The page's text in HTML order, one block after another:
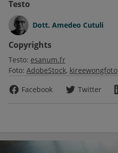
Testo
Dott. Amedeo Cutuli
Copyrights
Testo: esanum.fr
Foto: AdobeStock kireewongfoto
Facebook
Twitter